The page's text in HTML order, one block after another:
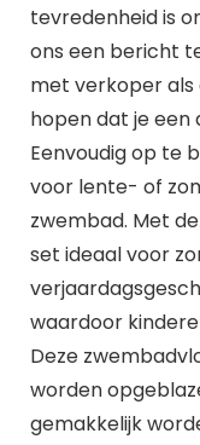
tevredenheid is
ons een bericht
met verkoper als
hopen dat je
Eenvoudig op te
voor lente- of
zwembad. Met
set ideaal voor
waardoor
Deze
worden
gemakkelijk